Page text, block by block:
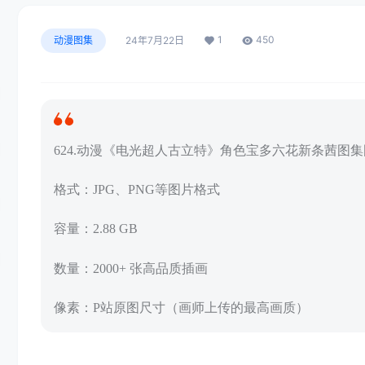
动漫图集 24年7月22日 1 450
624.动漫《电光超人古立特》角色宝多六花新条茜图
格式：JPG、PNG等图片格式
容量：2.88 GB
数量：2000+ 张高品质插画
像素：P站原图尺寸（画师上传的最高画质）